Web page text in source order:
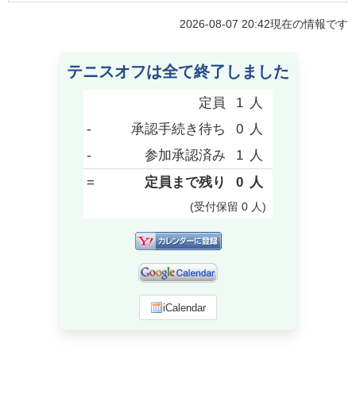
2026-08-07 20:42現在の情報です
テニスオフは全て終了しました
定員 1 人
-
承認手続き待ち 0 人
-
参加承認済み 1 人
=
定員まで残り 0 人
(受付保留 0 人)
iCalendar